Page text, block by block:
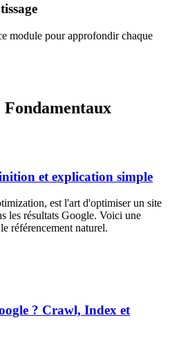
module pour approfondir chaque
et explication simple
est l'art d'optimiser un site
les résultats Google. Voici une
référencement naturel.
? Crawl, Index et